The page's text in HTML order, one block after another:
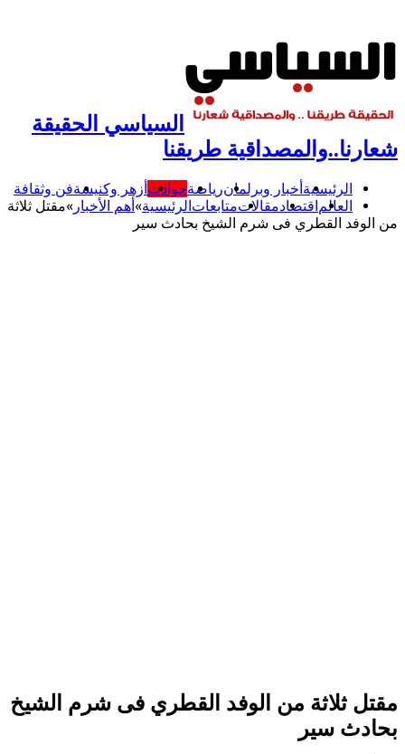
السياسي الحقيقة
شعارنا..والمصداقية طريقنا
الرئيسيةأخبار وبرلمانرياضةحوادثأزهر وكنيسةفن وثقافة
العالماقتصادمقالاتمتابعاتالرئيسية»أهم اﻷخبار »مقتل ثلاثة
من الوفد القطري فى شرم الشيخ بحادث سير
مقتل ثلاثة من الوفد القطري فى شرم الشيخ
بحادث سير